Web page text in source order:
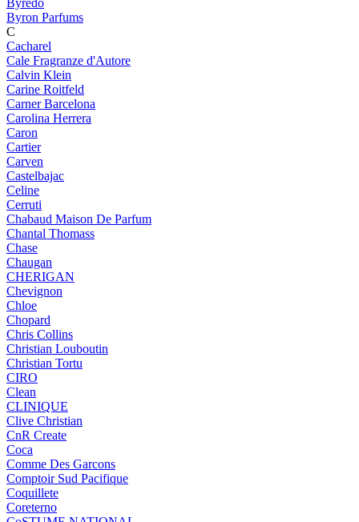
Byredo
Byron Parfums
C
Cacharel
Cale Fragranze d'Autore
Calvin Klein
Carine Roitfeld
Carner Barcelona
Carolina Herrera
Caron
Cartier
Carven
Castelbajac
Celine
Cerruti
Chabaud Maison De Parfum
Chantal Thomass
Chase
Chaugan
CHERIGAN
Chevignon
Chloe
Chopard
Chris Collins
Christian Louboutin
Christian Tortu
CIRO
Clean
CLINIQUE
Clive Christian
CnR Create
Coca
Comme Des Garcons
Comptoir Sud Pacifique
Coquillete
Coreterno